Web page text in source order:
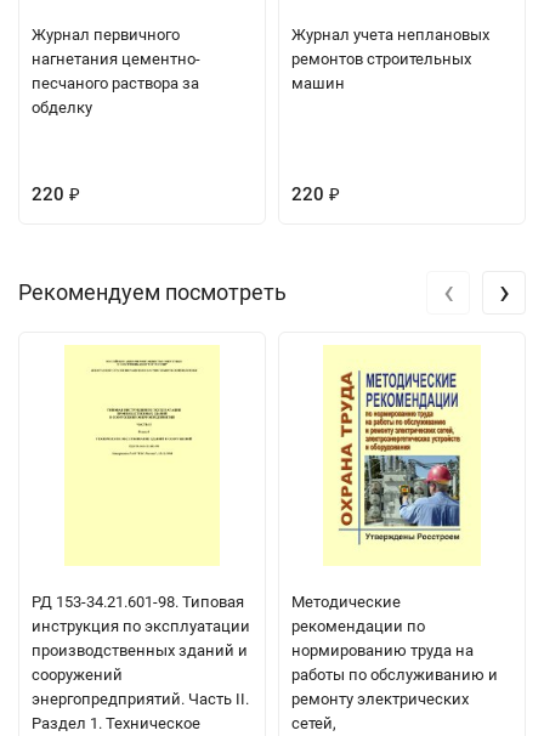
Журнал первичного
нагнетания цементно-
песчаного раствора за
обделку
220 ₽
Журнал учета неплановых
ремонтов строительных
машин
220 ₽
Рекомендуем посмотреть
РД 153-34.21.601-98. Типовая
инструкция по эксплуатации
производственных зданий и
сооружений
энергопредприятий. Часть II.
Раздел 1. Техническое
Методические
рекомендации по
нормированию труда на
работы по обслуживанию и
ремонту электрических
сетей,
‹ ›